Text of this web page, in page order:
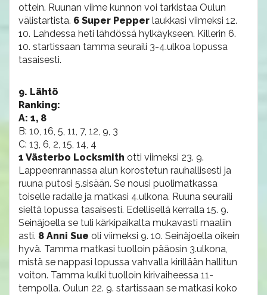
ottein. Ruunan viime kunnon voi tarkistaa Oulun
välistartista. 6 Super Pepper laukkasi viimeksi 12.
10. Lahdessa heti lähdössä hylkäykseen. Killerin 6.
10. startissaan tamma seuraili 3-4.ulkoa lopussa
tasaisesti.
9. Lähtö
Ranking:
A: 1, 8
B: 10, 16, 5, 11, 7, 12, 9, 3
C: 13, 6, 2, 15, 14, 4
1 Västerbo Locksmith otti viimeksi 23. 9.
Lappeenrannassa alun korostetun rauhallisesti ja
ruuna putosi 5.sisään. Se nousi puolimatkassa
toiselle radalle ja matkasi 4.ulkona. Ruuna seuraili
sieltä lopussa tasaisesti. Edellisellä kerralla 15. 9.
Seinäjoella se tuli kärkipaikalta mukavasti maaliin
asti. 8 Anni Sue oli viimeksi 9. 10. Seinäjoella oikein
hyvä. Tamma matkasi tuolloin pääosin 3.ulkona,
mistä se nappasi lopussa vahvalla kirillään hallitun
voiton. Tamma kulki tuolloin kirivaiheessa 11-
tempolla. Oulun 22. 9. startissaan se matkasi koko